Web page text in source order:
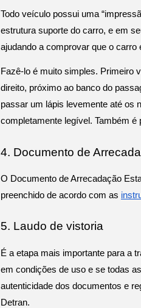
Todo veículo possui uma
estrutura suporte do carro, e em
ajudando a comprovar que o carro
Fazê-lo é muito simples. Primeiro
direito, próximo ao banco do
passar um lápis levemente até os
completamente legível. Também
4. Documento de
O Documento de Arrecadação
preenchido de acordo com as
5. Laudo de vistoria
É a etapa mais importante para a
em condições de uso e se todas
autenticidade dos documentos e
Detran.